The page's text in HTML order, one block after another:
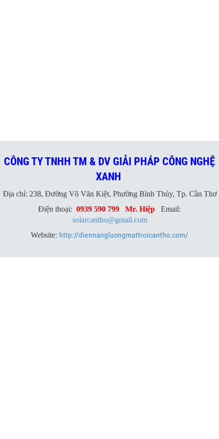
CÔNG TY TNHH TM & DV GIẢI PHÁP CÔNG NGHỆ
XANH
Địa chỉ: 238, Đường Võ Văn Kiệt, Phường Bình Thủy, Tp. Cần Thơ
Điện thoại: 0939 590 799 Mr. Hiệp Email:
solarcantho@gmail.com
Website: http://diennangluongmattroicantho.com/